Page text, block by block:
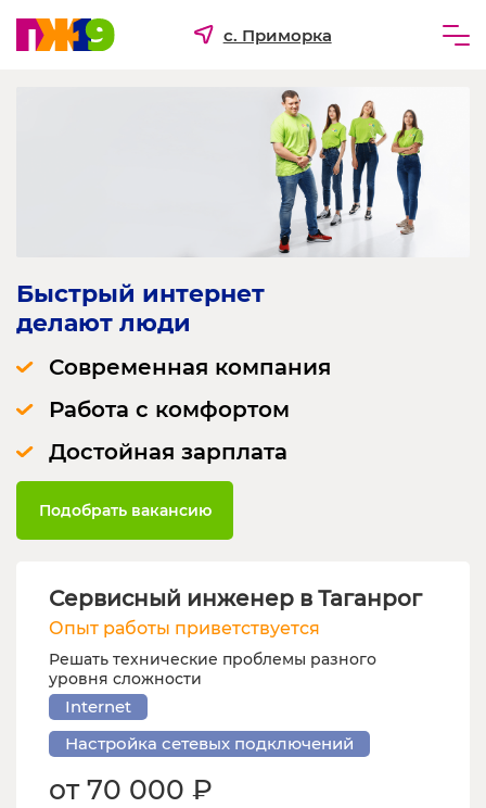
с. Приморка
Быстрый интернет
делают люди
Современная компания
Работа с комфортом
Достойная зарплата
Подобрать вакансию
Сервисный инженер в Таганрог
Опыт работы приветствуется
Решать технические проблемы разного
уровня сложности
Internet
Настройка сетевых подключений
от 70 000 ₽